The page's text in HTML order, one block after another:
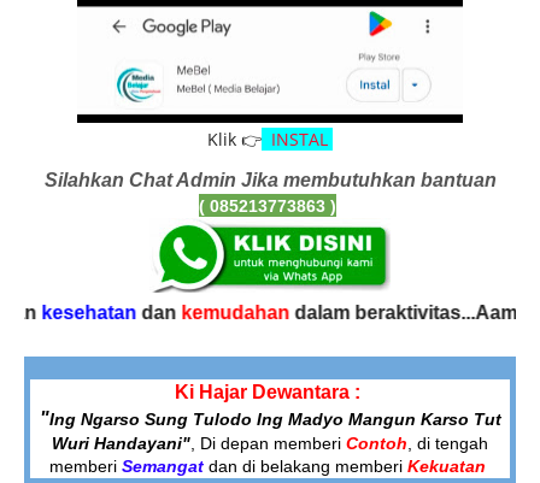
Klik 👉 INSTAL
Silahkan Chat Admin Jika membutuhkan bantuan
( 085213773863 )
dankemudahandalam beraktivitas...Aamiin.
Ki Hajar Dewantara :
"Ing Ngarso Sung Tulodo Ing Madyo Mangun Karso Tut
Wuri Handayani" , Di depan memberi Contoh di tengah
memberi Semangat dan di belakang memberi Kekuatan